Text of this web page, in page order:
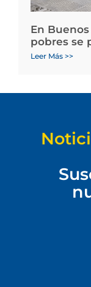
En
pobres se
Leer Más >>